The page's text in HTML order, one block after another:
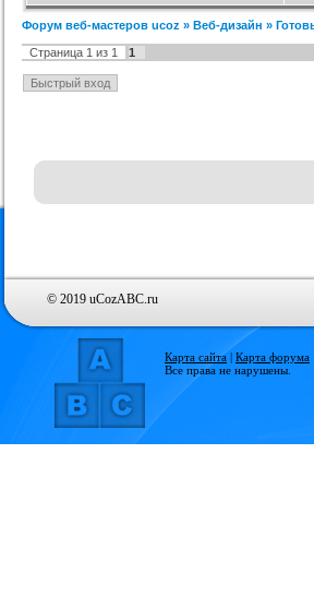
Форум веб-мастеров ucoz » Веб-дизайн »
Страница 1 из 1 1
© 2019 uCozABC.ru
Карта сайта | Карта форума
Все права не нарушены.